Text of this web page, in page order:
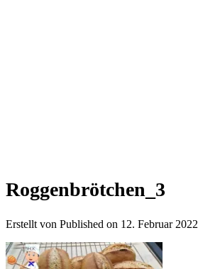
Roggenbrötchen_3
Erstellt von Published on 12. Februar 2022